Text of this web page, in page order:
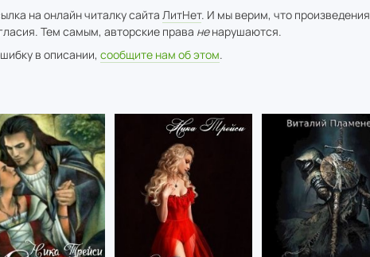
на онлайн читалку сайта ЛитНет. И мы верим, что произведения
Тем самым, авторские права ненарушаются.
в описании, сообщите нам об этом.